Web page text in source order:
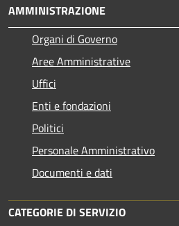
AMMINISTRAZIONE
Organi di Governo
Aree Amministrative
Uffici
Enti e fondazioni
Politici
Personale Amministrativo
Documenti e dati
CATEGORIE DI SERVIZIO